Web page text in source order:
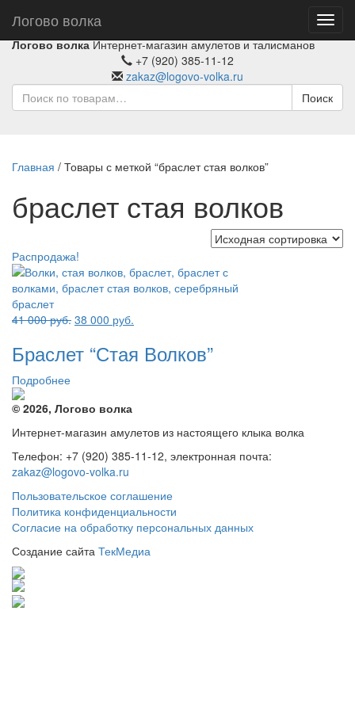
Логово волка
Логово волка Интернет-магазин амулетов и талисманов
+7 (920) 385-11-12
zakaz@logovo-volka.ru
Поиск
Главная / Товары с меткой “браслет стая волков”
браслет стая волков
Распродажа!
41 000руб. Первоначальная
составляла
41
38 000 руб.
38
000 руб..
Браслет “Стая Волков”
Подробнее
© 2026, Логово волка
Интернет-магазин амулетов из настоящего клыка волка
Телефон: +7 (920) 385-11-12, электронная почта:
zakaz@logovo-volka.ru
Пользовательское соглашение
Политика конфиденциальности
Согласие на обработку персональных данных
Создание сайта ТекМедиа